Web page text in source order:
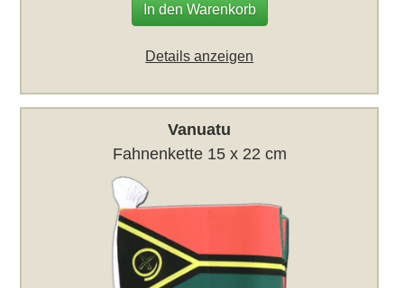
In den Warenkorb
Details anzeigen
Vanuatu
Fahnenkette 15 x 22 cm